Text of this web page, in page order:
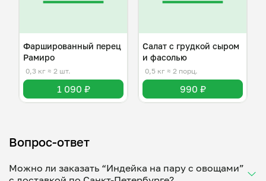
Фаршированный перец
Рамиро
0,3 кг ≈ 2 шт.
1 090 ₽
Салат с грудкой сыром
и фасолью
0,5 кг ≈ 2 порц.
990 ₽
Вопрос-ответ
Можно ли заказать “Индейка на пару с овощами”